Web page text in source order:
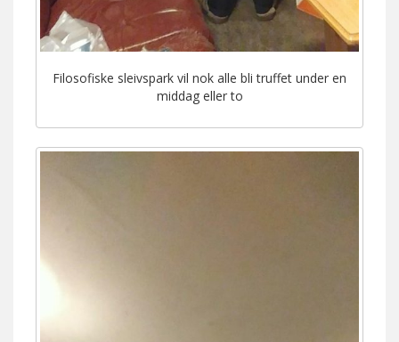
Filosofiske sleivspark vil nok alle bli truffet under en
middag eller to